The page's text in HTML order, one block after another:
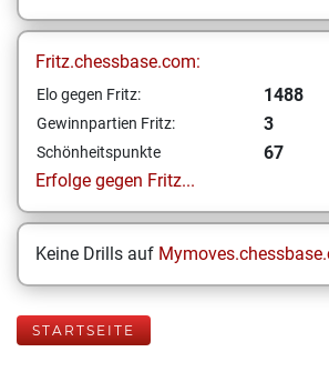
Fritz.chessbase.com:
Elo gegen Fritz: 1488
Gewinnpartien Fritz: 3
Schönheitspunkte
67
Erfolge gegen Fritz...
Keine Drills auf
STARTSEITE